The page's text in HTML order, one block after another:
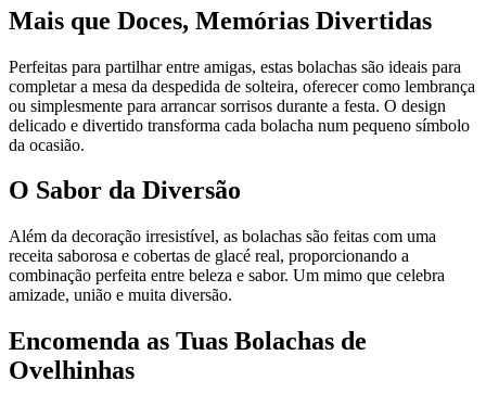
Mais que Doces, Memórias Divertidas
Perfeitas para partilhar entre amigas, estas bolachas são ideais para
completar a mesa da despedida de solteira, oferecer como lembrança
ou simplesmente para arrancar sorrisos durante a festa. O design
delicado e divertido transforma cada bolacha num pequeno símbolo
da ocasião.
O Sabor da Diversão
Além da decoração irresistível, as bolachas são feitas com uma
receita saborosa e cobertas de glacé real, proporcionando a
combinação perfeita entre beleza e sabor. Um mimo que celebra
amizade, união e muita diversão.
Encomenda as Tuas Bolachas de
Ovelhinhas